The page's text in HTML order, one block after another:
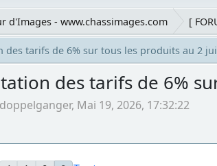
d'Images - www.chassimages.com [
des tarifs de 6% sur tous les produits au 2
des tarifs de 6%
Mai 19, 2026, 17:32:22